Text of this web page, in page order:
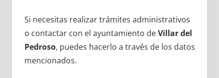
Si necesitas realizar trámites administrativos
ο contactar сοn el ayuntamiento dеVillar del
Pedroso, puedes hacerlo а través dе los datos
mencionados.